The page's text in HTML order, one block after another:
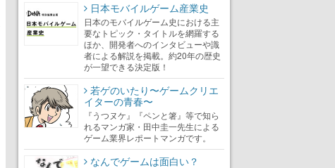
日本モバイルゲーム産業史
日本のモバイルゲーム史における主
要なトピック・タイトルを網羅する
ほか、開発者へのインタビューや識
者による解説を掲載。約20年の歴史
が一望できる決定版！
若ゲのいたり〜ゲームクリエ
イターの青春〜
『うつヌケ』『ペンと箸』等で知ら
れるマンガ家・田中圭一先生による
ゲーム業界レポートマンガです。
なんでゲームは面白い？